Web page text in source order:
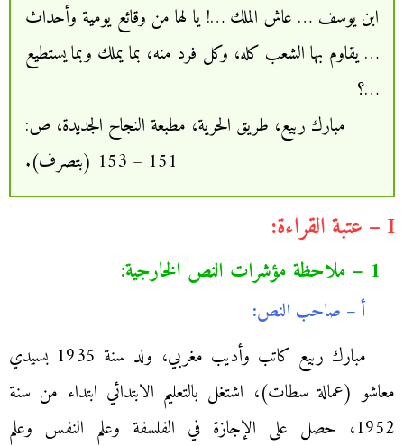
ابن يوسف … عاش الملك …! يا لها من وقائع يومية وأحداث
… يقاوم بها الشعب كله، وكل فرد منه، بما يملك وبما يستطيع
…؟
مبارك ربيع، طريق الحرية، مطبعة النجاح الجديدة، ص:
151 – 153 (بتصرف).
I – عتبة القراءة:
1 – ملاحظة مؤشرات النص الخارجية:
أ – صاحب النص:
مبارك ربيع كاتب وأديب مغربي، ولد سنة 1935 بسيدي
معاشو (عمالة سطات)، اشتغل بالتعليم الابتدائي ابتداء من سنة
1952، حصل على الإجازة في الفلسفة وعلم النفس وعلم